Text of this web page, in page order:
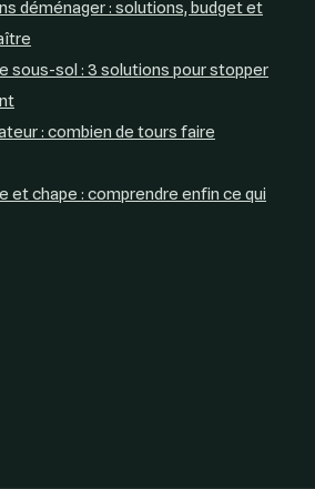
déménager : solutions, budget et
sous-sol : 3 solutions pour stopper
: combien de tours faire
et chape : comprendre enfin ce qui